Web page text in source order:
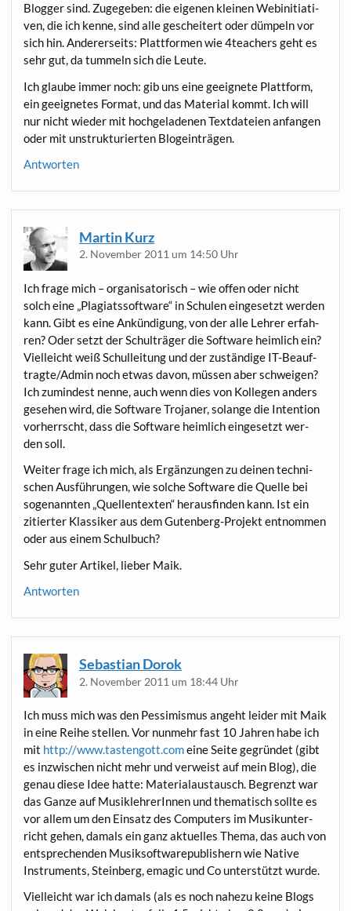
Blog­ger sind. Zuge­ge­ben: die eige­nen klei­nen Web­initia­ti­
ven, die ich ken­ne, sind alle geschei­tert oder düm­peln vor
sich hin. Ande­rer­seits: Platt­for­men wie 4teachers geht es
sehr gut, da tum­meln sich die Leute.
Ich glau­be immer noch: gib uns eine geeig­ne­te Platt­form,
ein geeig­ne­tes For­mat, und das Mate­ri­al kommt. Ich will
nur nicht wie­der mit hoch­ge­la­de­nen Text­da­tei­en anfan­gen
oder mit unstruk­tu­rier­ten Blogeinträgen.
Antworten
Martin Kurz
2. November 2011 um 14:50 Uhr
Ich fra­ge mich – orga­ni­sa­to­risch – wie offen oder nicht
solch eine „Pla­gi­ats­soft­ware“ in Schu­len ein­ge­setzt wer­den
kann. Gibt es eine Ankün­di­gung, von der alle Leh­rer erfah­
ren? Oder setzt der Schul­trä­ger die Soft­ware heim­lich ein?
Viel­leicht weiß Schul­lei­tung und der zustän­di­ge IT-Beauf­
trag­te/Ad­min noch etwas davon, müs­sen aber schwei­gen?
Ich zumin­dest nen­ne, auch wenn dies von Kol­le­gen anders
gese­hen wird, die Soft­ware Tro­ja­ner, solan­ge die Inten­ti­on
vor­herrscht, dass die Soft­ware heim­lich ein­ge­setzt wer­
den soll.
Wei­ter fra­ge ich mich, als Ergän­zun­gen zu dei­nen tech­ni­
schen Aus­füh­run­gen, wie sol­che Soft­ware die Quel­le bei
soge­nann­ten „Quel­len­tex­ten“ her­aus­fin­den kann. Ist ein
zitier­ter Klas­si­ker aus dem Guten­berg-Pro­jekt ent­nom­men
oder aus einem Schulbuch?
Sehr guter Arti­kel, lie­ber Maik.
Antworten
Sebastian Dorok
2. November 2011 um 18:44 Uhr
Ich muss mich was den Pes­si­mis­mus angeht lei­der mit Maik
in eine Rei­he stel­len. Vor nun­mehr fast 10 Jah­ren habe ich
mit http://www.tastengott.comeine Sei­te gegrün­det (gibt
es inzwi­schen nicht mehr und ver­weist auf mein Blog), die
genau die­se Idee hat­te: Mate­ri­al­aus­tausch. Begrenzt war
das Gan­ze auf Musik­leh­re­rIn­nen und the­ma­tisch soll­te es
vor allem um den Ein­satz des Com­pu­ters im Musik­un­ter­
richt gehen, damals ein ganz aktu­el­les The­ma, das auch von
ent­spre­chen­den Musik­soft­wa­re­pu­blishern wie Nati­ve
Instru­ments, Stein­berg, ema­gic und Co unter­stützt wurde.
Viel­leicht war ich damals (als es noch nahe­zu kei­ne Blogs